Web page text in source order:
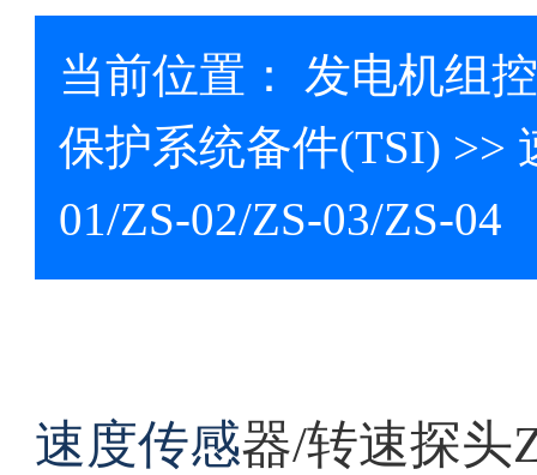
当前位置： 发电机组
保护系统备件(TSI) >>
01/ZS-02/ZS-03/ZS-04
速度传感器/转速探头